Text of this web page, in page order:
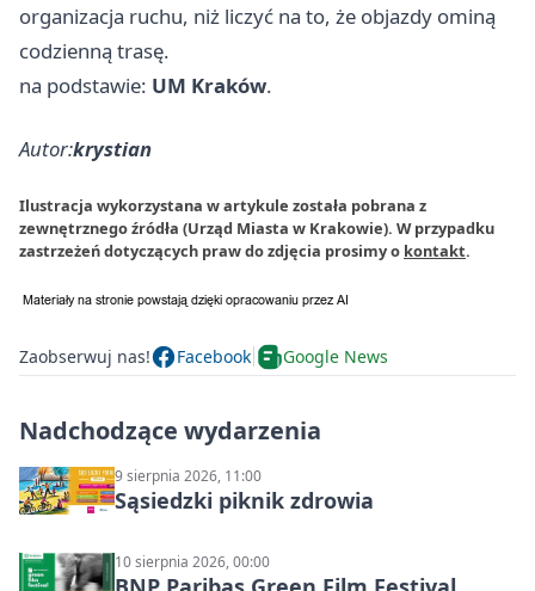
organizacja ruchu, niż liczyć na to, że objazdy ominą
codzienną trasę.
na podstawie: UM Kraków.
Autor:krystian
Ilustracja wykorzystana w artykule została pobrana z
zewnętrznego źródła (Urząd Miasta w Krakowie). W przypadku
zastrzeżeń dotyczących praw do zdjęcia prosimy o kontakt.
Zaobserwuj nas! Facebook Google News
Nadchodzące wydarzenia
9 sierpnia 2026, 11:00
Sąsiedzki piknik zdrowia
10 sierpnia 2026, 00:00